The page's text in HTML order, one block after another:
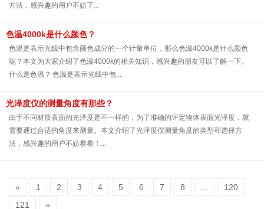
方法，感兴趣的用户不妨了...
色温4000k是什么颜色？
色温是表示光线中包含颜色成分的一个计量单位，那么色温4000k是什么颜色
呢？本文为大家介绍了色温4000k的相关知识，感兴趣的朋友可以了解一下。
什么是色温？ 色温是表示光线中包...
光泽度仪的测量角度有那些？
由于不同材质表面的光泽度是不一样的，为了准确的评定物体表面光泽度，就
需要通过合适的角度来测量。本文介绍了光泽度仪测量角度的类型和选择方
法，感兴趣的用户不妨看看！...
« 1 2 3 4 5 6 7 8
120
121
»